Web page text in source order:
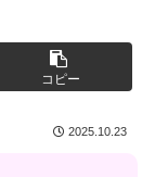
コピー
2025.10.23